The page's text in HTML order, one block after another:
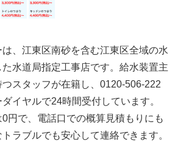
、江東区南砂を含む江東区全域の水
水道局指定工事店です。給水装置主
スタッフが在籍し、0120-506-222
イヤルで24時間受付しています。
円で、電話口での概算見積もりにも
ラブルでも安心して連絡できます。